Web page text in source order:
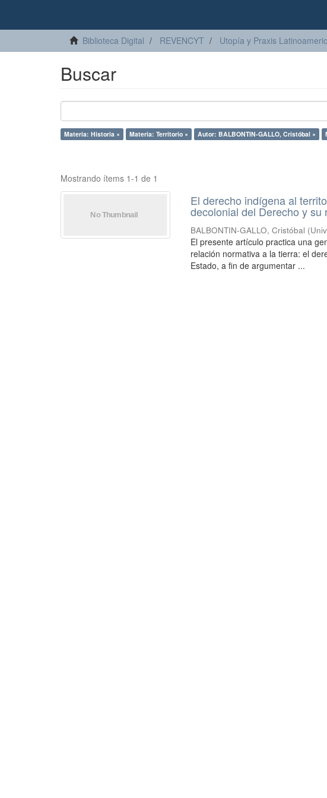
Biblioteca Digital REVENCYT Utopía y Praxis
Buscar
Materia: Historia × Materia: Territorio × Autor: BALBONTIN-GALLO, Cristóbal ×
Mostrando ítems 1-1 de 1
El derecho indígena al
decolonial del Derecho y
BALBONTIN-GALLO, Cristóbal (
El presente artículo practica una
relación normativa a la tierra: el
Estado, a fin de argumentar ...